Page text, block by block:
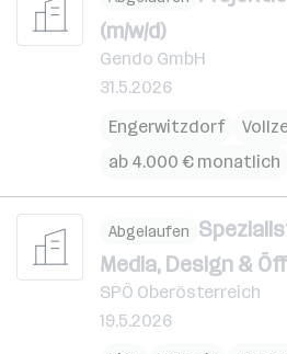
(m/w/d)
Gendo GmbH
31.5.2026
Engerwitzdorf
ab 4.000 € monatlich
Abgelaufen
Media, Design &
SPÖ Oberösterreich
19.5.2026